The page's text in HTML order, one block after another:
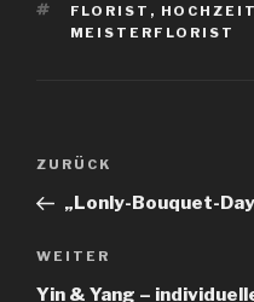
SCHLAGWÖRTER
FLORIST ,
MEISTERFLORIST
Beitragsnavigation
Vorheriger
Beitrag
ZURÜCK
„Lonly-Bouquet-
Nächster
Beitrag
WEITER
Yin & Yang –